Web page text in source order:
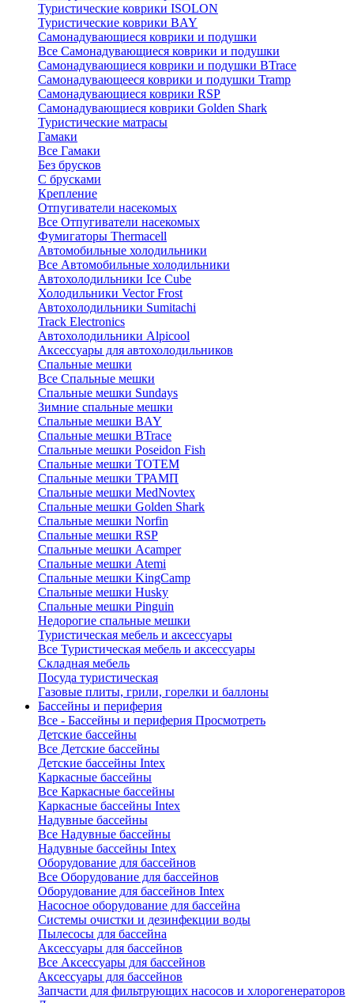
Туристические коврики ISOLON
Туристические коврики BAY
Самонадувающиеся коврики и подушки
Все Самонадувающиеся коврики и подушки
Самонадувающиеся коврики и подушки BTrace
Самонадувающееся коврики и подушки Tramp
Самонадувающиеся коврики RSP
Самонадувающиеся коврики Golden Shark
Туристические матрасы
Гамаки
Все Гамаки
Без брусков
С брусками
Крепление
Отпугиватели насекомых
Все Отпугиватели насекомых
Фумигаторы Thermacell
Автомобильные холодильники
Все Автомобильные холодильники
Автохолодильники Ice Cube
Холодильники Vector Frost
Автохолодильники Sumitachi
Track Electronics
Автохолодильники Alpicool
Аксессуары для автохолодильников
Спальные мешки
Все Спальные мешки
Спальные мешки Sundays
Зимние спальные мешки
Спальные мешки BAY
Спальные мешки BTrace
Спальные мешки Poseidon Fish
Спальные мешки ТОТЕМ
Спальные мешки ТРАМП
Cпальные мешки MedNovtex
Спальные мешки Golden Shark
Спальные мешки Norfin
Спальные мешки RSP
Спальные мешки Acamper
Спальные мешки Atemi
Спальные мешки KingCamp
Спальные мешки Husky
Спальные мешки Pinguin
Недорогие спальные мешки
Туристическая мебель и аксессуары
Все Туристическая мебель и аксессуары
Складная мебель
Посуда туристическая
Газовые плиты, грили, горелки и баллоны
Бассейны и периферия
Все - Бассейны и периферия Просмотреть
Детские бассейны
Все Детские бассейны
Детские бассейны Intex
Каркасные бассейны
Все Каркасные бассейны
Каркасные бассейны Intex
Надувные бассейны
Все Надувные бассейны
Надувные бассейны Intex
Оборудование для бассейнов
Все Оборудование для бассейнов
Оборудование для бассейнов Intex
Насосное оборудование для бассейна
Системы очистки и дезинфекции воды
Пылесосы для бассейна
Аксессуары для бассейнов
Все Аксессуары для бассейнов
Аксессуары для бассейнов
Запчасти для фильтрующих насосов и хлорогенераторов